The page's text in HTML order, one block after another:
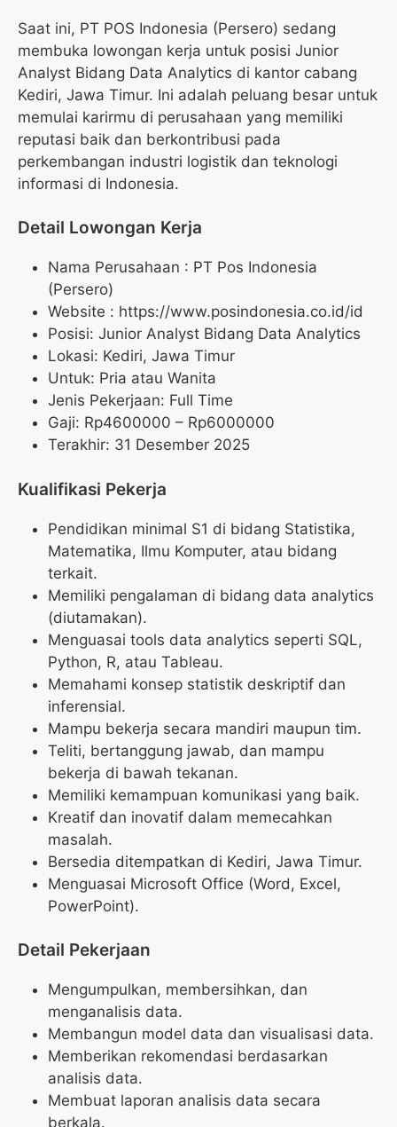
Saat ini, PT POS Indonesia (Persero) sedang
membuka lowongan kerja untuk posisi Junior
Analyst Bidang Data Analytics di kantor cabang
Kediri, Jawa Timur. Ini adalah peluang besar untuk
memulai karirmu di perusahaan yang memiliki
reputasi baik dan berkontribusi pada
perkembangan industri logistik dan teknologi
informasi di Indonesia.
Detail Lowongan Kerja
Nama Perusahaan : PT Pos Indonesia
(Persero)
Website : https://www.posindonesia.co.id/id
Posisi: Junior Analyst Bidang Data Analytics
Lokasi: Kediri, Jawa Timur
Untuk: Pria atau Wanita
Jenis Pekerjaan: Full Time
Gaji: Rp4600000 – Rp6000000
Terakhir: 31 Desember 2025
Kualifikasi Pekerja
Pendidikan minimal S1 di bidang Statistika,
Matematika, Ilmu Komputer, atau bidang
terkait.
Memiliki pengalaman di bidang data analytics
(diutamakan).
Menguasai tools data analytics seperti SQL,
Python, R, atau Tableau.
Memahami konsep statistik deskriptif dan
inferensial.
Mampu bekerja secara mandiri maupun tim.
Teliti, bertanggung jawab, dan mampu
bekerja di bawah tekanan.
Memiliki kemampuan komunikasi yang baik.
Kreatif dan inovatif dalam memecahkan
masalah.
Bersedia ditempatkan di Kediri, Jawa Timur.
Menguasai Microsoft Office (Word, Excel,
PowerPoint).
Detail Pekerjaan
Mengumpulkan, membersihkan, dan
menganalisis data.
Membangun model data dan visualisasi data.
Memberikan rekomendasi berdasarkan
analisis data.
Membuat laporan analisis data secara
berkala.